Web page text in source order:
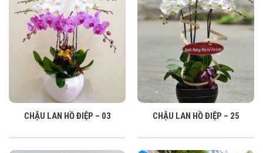
CHẬU LAN HỒ ĐIỆP – 03 CHẬU LAN HỒ ĐIỆP – 25